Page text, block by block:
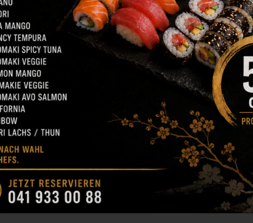
Kyuri
Wakame
10.00
Gurken und Seetang-Salat mit
Sesam und Sesam dressing
Krautsalat
Kabis-, und Karottensalat mit
Sesamdressing